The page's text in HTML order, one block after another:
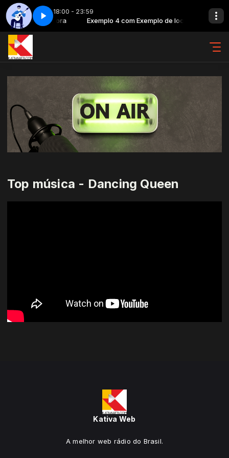
18:00 - 23:59
de locutora Exemplo 4 com Exemplo de locutora
- Parte 2 Clássicos da MPB - Parte 2
Top música - Dancing Queen
Kativa Web
A melhor web rádio do Brasil.